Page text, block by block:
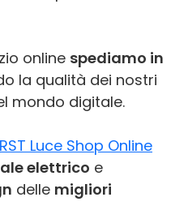
online spediamo in
la qualità dei nostri
mondo digitale.
RST Luce Shop Online
elettrico e
delle migliori